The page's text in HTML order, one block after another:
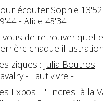
écouter Sophie
- Alice 48'34
vous de retrouver
chaque illustration
ziques : Julia Boutros -
- Faut vivre -
Expos : "Encres" à la